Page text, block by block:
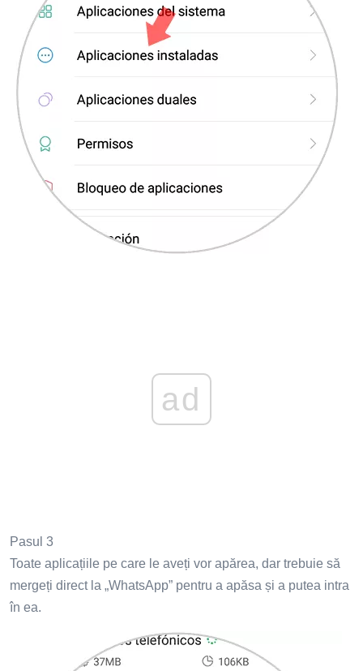
ad
Pasul 3
Toate aplicațiile pe care le aveți vor apărea, dar trebuie să
mergeți direct la „WhatsApp” pentru a apăsa și a putea intra
în ea.